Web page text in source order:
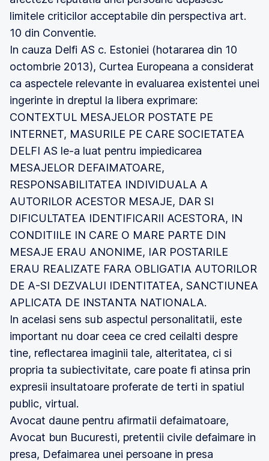
limitele criticilor acceptabile din perspectiva art.
10 din Conventie.
In cauza Delfi AS c. Estoniei (hotararea din 10
octombrie 2013), Curtea Europeana a considerat
ca aspectele relevante in evaluarea existentei unei
ingerinte in dreptul la libera exprimare:
CONTEXTUL MESAJELOR POSTATE PE
INTERNET, MASURILE PE CARE SOCIETATEA
DELFI AS le-a luat pentru impiedicarea
MESAJELOR DEFAIMATOARE,
RESPONSABILITATEA INDIVIDUALA A
AUTORILOR ACESTOR MESAJE, DAR SI
DIFICULTATEA IDENTIFICARII ACESTORA, IN
CONDITIILE IN CARE O MARE PARTE DIN
MESAJE ERAU ANONIME, IAR POSTARILE
ERAU REALIZATE FARA OBLIGATIA AUTORILOR
DE A-SI DEZVALUI IDENTITATEA, SANCTIUNEA
APLICATA DE INSTANTA NATIONALA.
In acelasi sens sub aspectul personalitatii, este
important nu doar ceea ce cred ceilalti despre
tine, reflectarea imaginii tale, alteritatea, ci si
propria ta subiectivitate, care poate fi atinsa prin
expresii insultatoare proferate de terti in spatiul
public, virtual.
Avocat daune pentru afirmatii defaimatoare,
Avocat bun Bucuresti, pretentii civile defaimare in
presa, Defaimarea unei persoane in presa